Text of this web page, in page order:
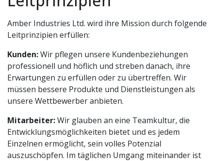
Amber Industries Ltd. wird ihre Mission durch folgende
Leitprinzipien erfüllen:
Kunden:Wir pflegen unsere Kundenbeziehungen
professionell und höflich und streben danach, ihre
Erwartungen zu erfüllen oder zu übertreffen. Wir
müssen bessere Produkte und Dienstleistungen als
unsere Wettbewerber anbieten.
Mitarbeiter:Wir glauben an eine Teamkultur, die
Entwicklungsmöglichkeiten bietet und es jedem
Einzelnen ermöglicht, sein volles Potenzial
auszuschöpfen. Im täglichen Umgang miteinander ist